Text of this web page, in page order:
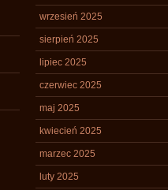
wrzesień 2025
sierpień 2025
lipiec 2025
czerwiec 2025
maj 2025
kwiecień 2025
marzec 2025
luty 2025